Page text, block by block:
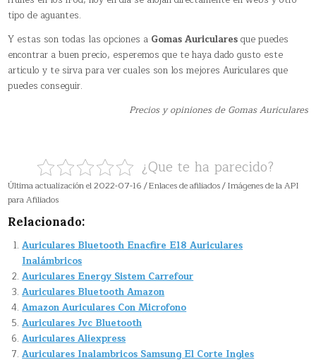
tipo de aguantes.
Y estas son todas las opciones a Gomas Auricularesque puedes
encontrar a buen precio, esperemos que te haya dado gusto este
articulo y te sirva para ver cuales son los mejores Auriculares que
puedes conseguir.
Precios y opiniones de Gomas Auriculares
¿Que te ha parecido?
Última actualización el 2022-07-16 / Enlaces de afiliados / Imágenes de la API
para Afiliados
Relacionado:
Auriculares Bluetooth Enacfire E18 Auriculares
Inalámbricos
Auriculares Energy Sistem Carrefour
Auriculares Bluetooth Amazon
Amazon Auriculares Con Microfono
Auriculares Jvc Bluetooth
Auriculares Aliexpress
Auriculares Inalambricos Samsung El Corte Ingles